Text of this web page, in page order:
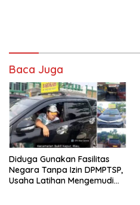
Baca Juga
Diduga Gunakan Fasilitas
Negara Tanpa Izin DPMPTSP,
Usaha Latihan Mengemudi